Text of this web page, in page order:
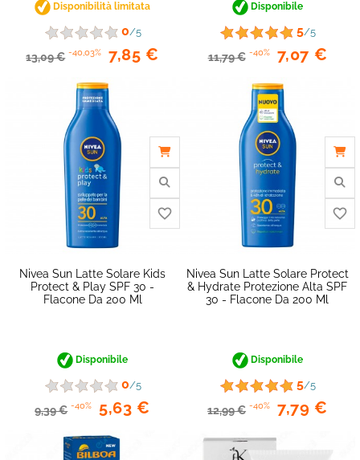
Disponibilità limitata
0/5
13,09 € -40,03% 7,85 €
Disponibile
5/5
11,79 € -40% 7,07 €
Nivea Sun Latte Solare Kids
Protect & Play SPF 30 -
Flacone Da 200 Ml
Disponibile
0/5
9,39 € -40% 5,63 €
Nivea Sun Latte Solare Protect
& Hydrate Protezione Alta SPF
30 - Flacone Da 200 Ml
Disponibile
5/5
12,99 € -40% 7,79 €